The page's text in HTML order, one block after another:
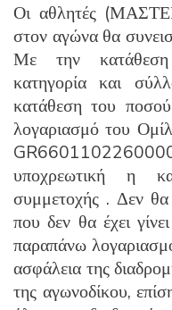
Οι αθλητές
στον αγώνα θα
Με την
κατηγορία και
κατάθεση του
λογαριασμό του
υποχρεωτική η
συμμετοχής . Δεν θα
που δεν θα έχει
παραπάνω
ασφάλεια της
της αγωνοδίκου,